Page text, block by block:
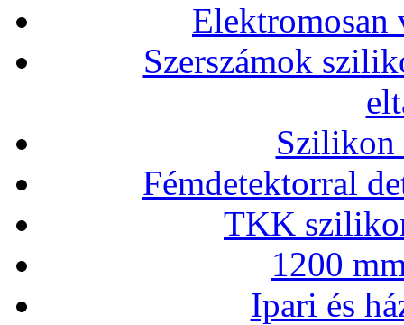
Elektromosan
Szerszámok
Szilikon
Fémdetektorral
TKK
1200
Ipari és